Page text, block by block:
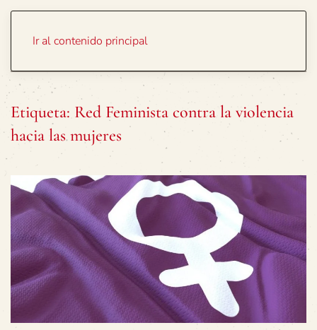
Ir al contenido principal
Etiqueta: Red Feminista contra la violencia
hacia las mujeres